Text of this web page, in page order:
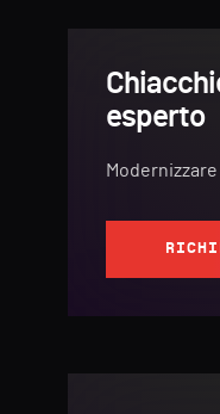
esperto
Modernizzare